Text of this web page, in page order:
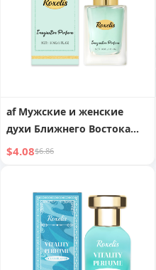
af Мужские и женские
духи Ближнего Востока
Арабский Дубай shein tk
$4.08$6.86